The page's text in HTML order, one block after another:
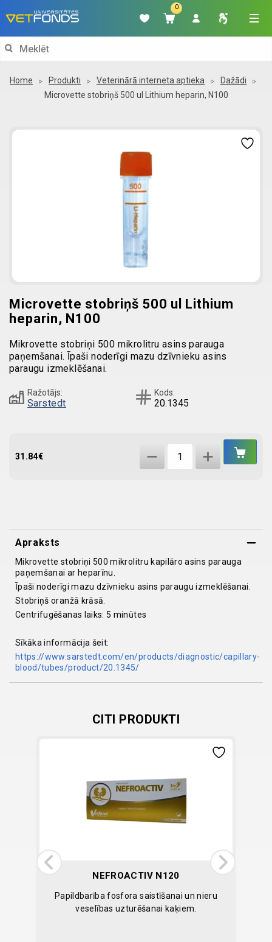
0
Search
Home Produkti Veterinārā interneta aptieka
Dažādi
Microvette stobriņš 500 ul Lithium heparin, N100
Microvette stobriņš 500 ul Lithium
heparin, N100
Mikrovette stobriņi 500 mikrolitru asins parauga
paņemšanai. Īpaši noderīgi mazu dzīvnieku asins
paraugu izmeklēšanai.
Ražotājs:
Sarstedt
Kods:
20.1345
31.84€
heparin,
quantity
Apraksts
Mikrovette stobriņi 500 mikrolitru kapilāro asins parauga
paņemšanai ar heparīnu.
Īpaši noderīgi mazu dzīvnieku asins paraugu izmeklēšanai.
Stobriņš oranžā krāsā.
Centrifugēšanas laiks: 5 minūtes
Sīkāka informācija šeit:
https://www.sarstedt.com/en/products/diagnostic/capillary-
blood/tubes/product/20.1345/
CITI PRODUKTI
NEFROACTIV N120
Papildbarība fosfora saistīšanai un nieru
veselības uzturēšanai kaķiem.